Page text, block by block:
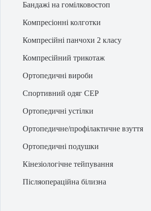
Бандажі на гомілковостоп
Компресіонні колготки
Компресійні панчохи 2 класу
Компресійний трикотаж
Ортопедичні вироби
Спортивний одяг CEP
Ортопедичні устілки
Ортопедичне/профілактичне взуття
Ортопедичні подушки
Кінезіологічне тейпування
Післяопераційна білизна